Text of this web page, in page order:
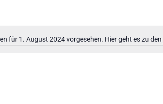
Hinweis
für 1. August 2024 vorgesehen. Hier geht es zu den